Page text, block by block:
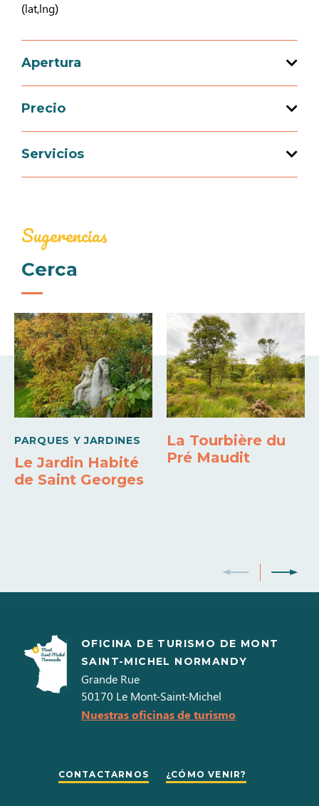
(lat,lng)
Apertura
Apertura del 01 enero 2026 al 31 diciembre
2026
Precio
Servicios
Servicios
Borne industrial Papeleras Aseos
Vaciado de las aguas grises Vaciado WC Wifi
Sugerencias
Cerca
PARQUES Y JARDINES
Le Jardin Habité
de Saint Georges
La Tourbière du
Pré Maudit
OFICINA DE TURISMO DE MONT
SAINT-MICHEL NORMANDY
Grande Rue
50170 Le Mont-Saint-Michel
Nuestras oficinas de turismo
CONTACTARNOS ¿CÓMO VENIR?